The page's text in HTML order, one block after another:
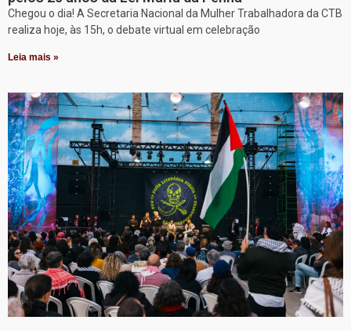
Chegou o dia! A Secretaria Nacional da Mulher Trabalhadora da CTB
realiza hoje, às 15h, o debate virtual em celebração
Leia mais »